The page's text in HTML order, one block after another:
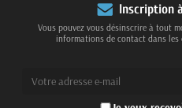
Inscription
Vous pouvez vous désinscrire à tout
informations de contact dans